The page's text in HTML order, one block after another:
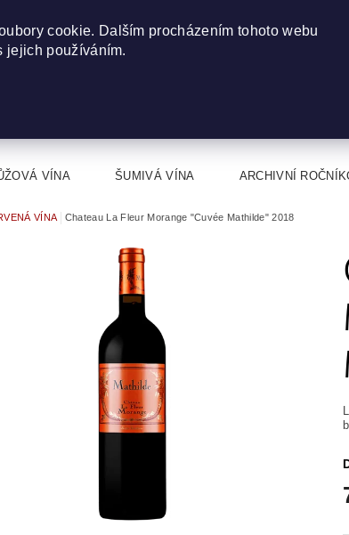
VÍNA ŠUMIVÁ VÍNA ARCHIVNÍ
VÍNA Chateau La Fleur Morange "Cuvée Mathilde" 2018
cookie. Dalším procházením tohoto webu
jejich používáním.